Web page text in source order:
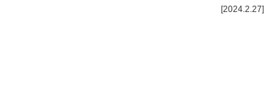
[2024.2.27]